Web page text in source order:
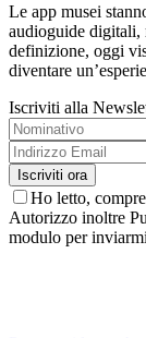
Le app musei
audioguide digitali,
definizione, oggi
diventare
Iscriviti alla
Ho letto,
Autorizzo inoltre
modulo per